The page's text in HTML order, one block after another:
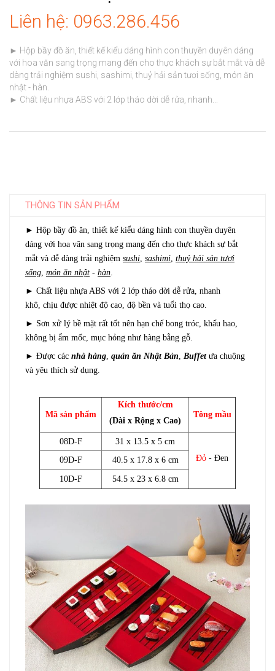
Liên hệ: 0963.286.456
► Hộp bầy đồ ăn, thiết kế kiểu dáng hình con thuyền duyên dáng
với hoa văn sang trọng mang đến cho thực khách sự bắt mắt và dễ
dàng trải nghiệm sushi, sashimi, thuỷ hải sản tươi sống, món ăn
nhật - hàn.
► Chất liệu nhựa ABS với 2 lớp tháo dời dễ rửa, nhanh...
THÔNG TIN SẢN PHẨM
► Hộp bầy đồ ăn, thiết kế kiểu dáng hình con thuyền duyên
dáng với hoa văn sang trọng mang đến cho thực khách sự bắt
mắt và dễ dàng trải nghiệm sushi, sashimi, thuỷ hải sản tươi
sống, món ăn nhật - hàn.
► Chất liệu nhựa ABS với 2 lớp tháo dời dễ rửa, nhanh
khô, chịu được nhiệt độ cao, độ bền và tuổi thọ cao.
► Sơn xử lý bề mặt rất tốt nên hạn chế bong tróc, khấu hao,
không bị ẩm mốc, mục hỏng như hàng bằng gỗ.
► Được các nhà hàng, quán ăn Nhật Bản, Buffetưa chuộng
và yêu thích sử dụng.
Mã sản phẩm
Kích thước/cm
(Dài x Rộng x Cao)
Tông mầu
08D-F
31 x 13.5 x 5 cm
Đỏ - Đen
09D-F 40.5 x 17.8 x 6 cm
10D-F 54.5 x 23 x 6.8 cm